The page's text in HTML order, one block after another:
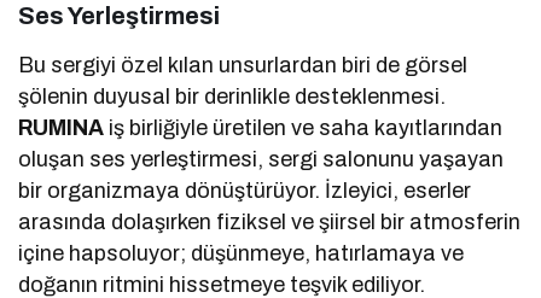
Ses Yerleştirmesi
Bu sergiyi özel kılan unsurlardan biri de görsel
şölenin duyusal bir derinlikle desteklenmesi.
RUMINA iş birliğiyle üretilen ve saha kayıtlarından
oluşan ses yerleştirmesi, sergi salonunu yaşayan
bir organizmaya dönüştürüyor. İzleyici, eserler
arasında dolaşırken fiziksel ve şiirsel bir atmosferin
içine hapsoluyor; düşünmeye, hatırlamaya ve
doğanın ritmini hissetmeye teşvik ediliyor.